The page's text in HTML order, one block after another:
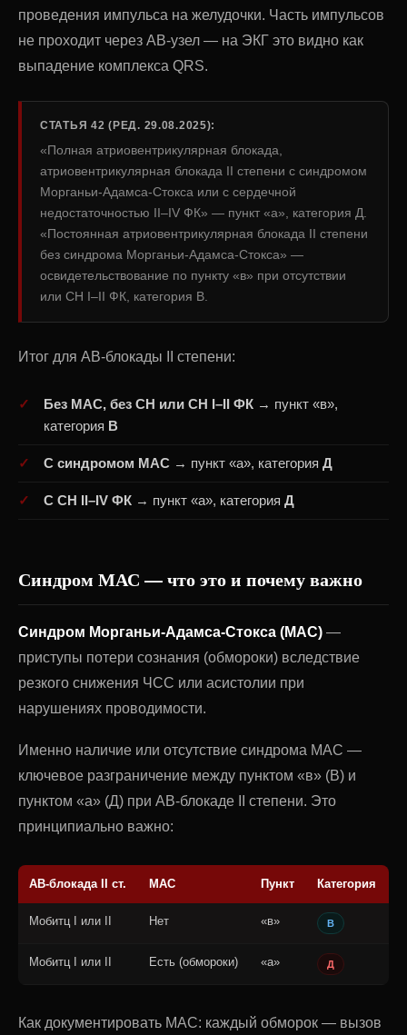
проведения импульса на желудочки. Часть импульсов
не проходит через АВ-узел — на ЭКГ это видно как
выпадение комплекса QRS.
СТАТЬЯ 42 (РЕД. 29.08.2025):
«Полная атриовентрикулярная блокада,
атриовентрикулярная блокада II степени с синдромом
Морганьи-Адамса-Стокса или с сердечной
недостаточностью II–IV ФК» — пункт «а», категория Д.
«Постоянная атриовентрикулярная блокада II степени
без синдрома Морганьи-Адамса-Стокса» —
освидетельствование по пункту «в» при отсутствии
или СН I–II ФК, категория В.
Итог для АВ-блокады II степени:
Без МАС, без СН или СН I–II ФК → пункт «в»,
категория В
С синдромом МАС → пункт «а», категория Д
С СН II–IV ФК → пункт «а», категория Д
Синдром МАС — что это и почему важно
Синдром Морганьи-Адамса-Стокса (МАС) —
приступы потери сознания (обмороки) вследствие
резкого снижения ЧСС или асистолии при
нарушениях проводимости.
Именно наличие или отсутствие синдрома МАС —
ключевое разграничение между пунктом «в» (В) и
пунктом «а» (Д) при АВ-блокаде II степени. Это
принципиально важно:
АВ-блокада II ст. МАС Пункт Категория
Мобитц I или II Нет «в» В
Мобитц I или II Есть (обмороки) «а» Д
Как документировать МАС: каждый обморок — вызов